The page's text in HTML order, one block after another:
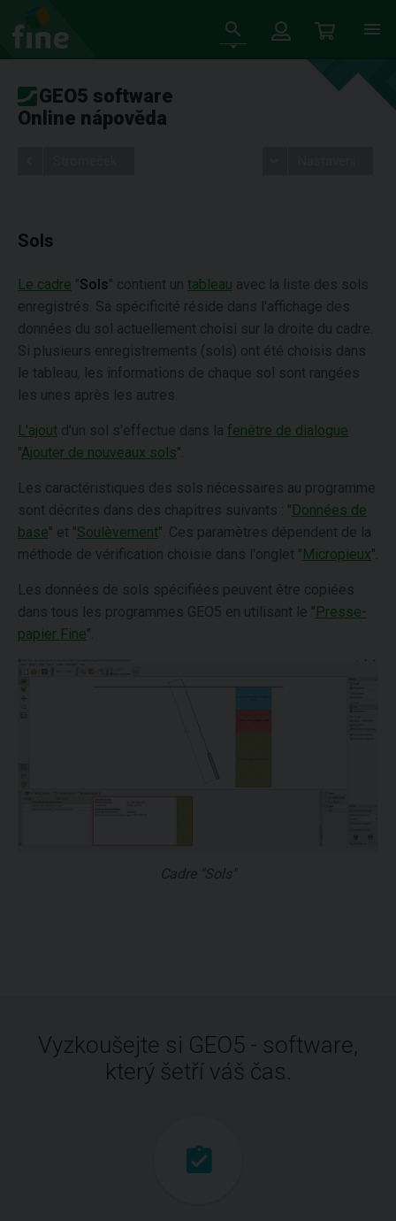
GEO5 software
Online nápověda
Sols
Le cadre "Sols" contient un tableau avec la liste des sols
enregistrés. Sa spécificité réside dans l'affichage des
données du sol actuellement choisi sur la droite du cadre.
Si plusieurs enregistrements (sols) ont été choisis dans
le tableau, les informations de chaque sol sont rangées
les unes après les autres.
L'ajout d'un sol s'effectue dans la fenêtre de dialogue
"Ajouter de nouveaux sols".
Les caractéristiques des sols nécessaires au programme
sont décrites dans des chapitres suivants : "Données de
base" et "Soulèvement". Ces paramètres dépendent de la
méthode de vérification choisie dans l'onglet "Micropieux".
Les données de sols spécifiées peuvent être copiées
dans tous les programmes GEO5 en utilisant le "Presse-
papier Fine".
Cadre "Sols"
Vyzkoušejte si GEO5 - software,
který šetří váš čas.